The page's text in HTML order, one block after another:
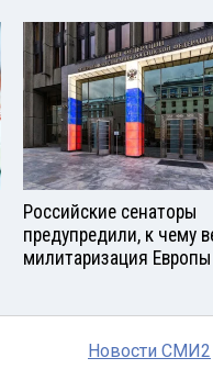
Российские сенаторы
предупредили, к чему
милитаризация Европы
Новости СМИ2